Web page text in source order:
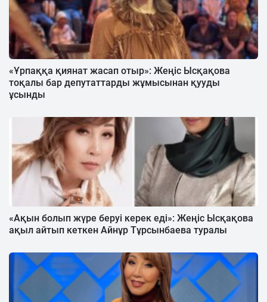
«Ұрпаққа қиянат жасап отыр»: Жеңіс Ысқақова
тоқалы бар депутаттарды жұмысынан қууды
ұсынды
«Ақын болып жүре беруі керек еді»: Жеңіс Ысқақова
ақыл айтып кеткен Айнұр Тұрсынбаева туралы